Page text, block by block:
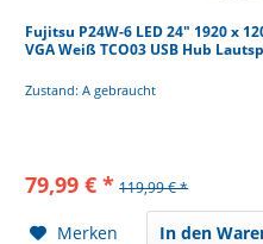
Fujitsu P24W-6 LED 24" 1920 x
VGA Weiß TCO03 USB Hub
Zustand: A gebraucht
79,99 € * 119,99 € *
Merken In den